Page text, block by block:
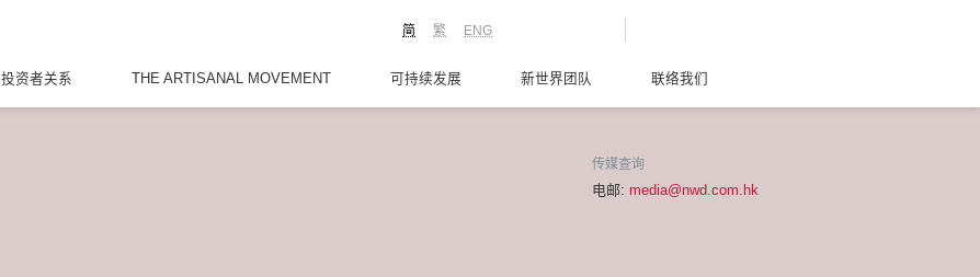
ENG
繁
简
投资者关系 THE ARTISANAL MOVEMENT 可持续发展 新世界团队 联络我们
传媒查询
电邮: media@nwd.com.hk